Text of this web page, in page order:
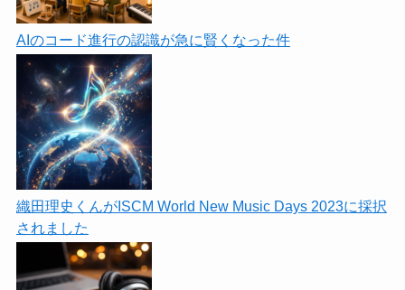
AIのコード進行の認識が急に賢くなった件
織田理史くんがISCM World New Music Days 2023に採択
されました